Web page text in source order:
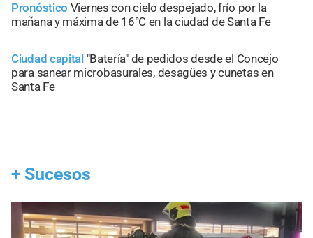
Pronóstico Viernes con cielo despejado, frío por la
mañana y máxima de 16°C en la ciudad de Santa Fe
Ciudad capital "Batería" de pedidos desde el Concejo
para sanear microbasurales, desagües y cunetas en
Santa Fe
+ Sucesos